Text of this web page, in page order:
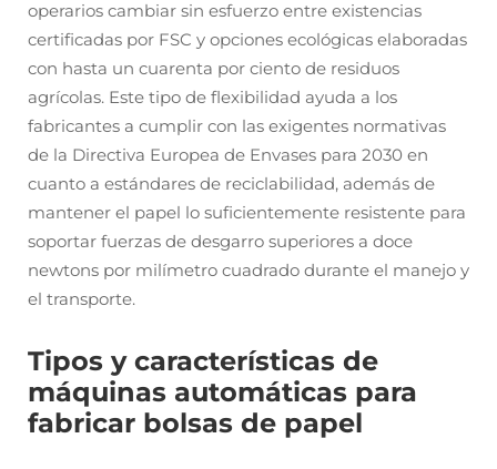
operarios cambiar sin esfuerzo entre existencias
certificadas por FSC y opciones ecológicas elaboradas
con hasta un cuarenta por ciento de residuos
agrícolas. Este tipo de flexibilidad ayuda a los
fabricantes a cumplir con las exigentes normativas
de la Directiva Europea de Envases para 2030 en
cuanto a estándares de reciclabilidad, además de
mantener el papel lo suficientemente resistente para
soportar fuerzas de desgarro superiores a doce
newtons por milímetro cuadrado durante el manejo y
el transporte.
Tipos y características de
máquinas automáticas para
fabricar bolsas de papel